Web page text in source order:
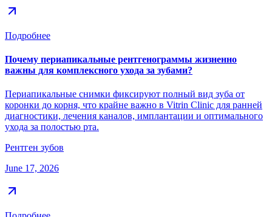
Подробнее
Почему периапикальные рентгенограммы жизненно
важны для комплексного ухода за зубами?
Периапикальные снимки фиксируют полный вид зуба от
коронки до корня, что крайне важно в Vitrin Clinic для ранней
диагностики, лечения каналов, имплантации и оптимального
ухода за полостью рта.
Рентген зубов
June 17, 2026